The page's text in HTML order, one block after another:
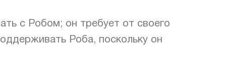
с Робом; он требует от своего
Роба, поскольку он